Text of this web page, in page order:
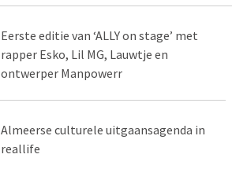
Eerste editie van ‘ALLY on stage’ met
rapper Esko, Lil MG, Lauwtje en
ontwerper Manpowerr
Almeerse culturele uitgaansagenda in
reallife